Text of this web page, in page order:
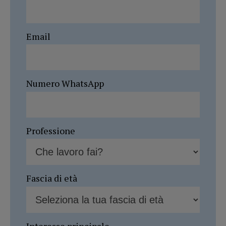
Email
Numero WhatsApp
Professione
Fascia di età